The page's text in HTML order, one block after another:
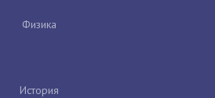
Физика
История